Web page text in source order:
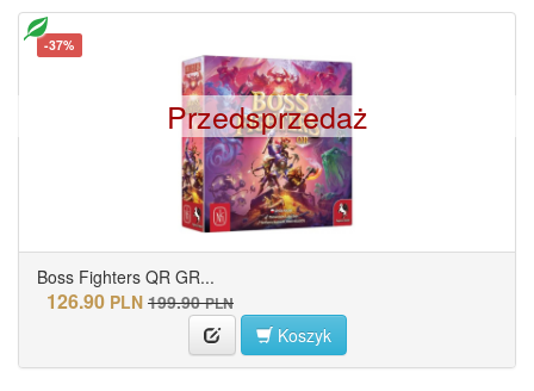
-37%
Boss Fighters QR GR...
126.90 PLN 199.90 PLN
Koszyk
Przedsprzedaż